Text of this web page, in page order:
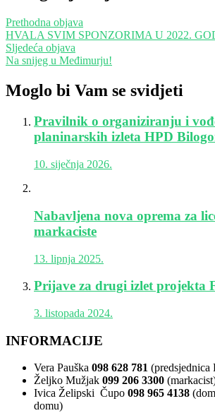
Prethodna objava
HVALA SVIM SPONZORIMA U 2022.
Sljedeća objava
Na snijeg u Međimurju!
Moglo bi Vam se svidjeti
Pravilnik o organiziranju i
planinarskih izleta HPD
10. siječnja 2026.
Nabavljena nova oprema za
markaciste
13. lipnja 2025.
Prijave za drugi izlet
3. listopada 2024.
INFORMACIJE
Vera Pauška 098 628 781 (predsjednica
Željko Mužjak 099 206 3300
Ivica Želipski Čupo 098 965 4138
domu)